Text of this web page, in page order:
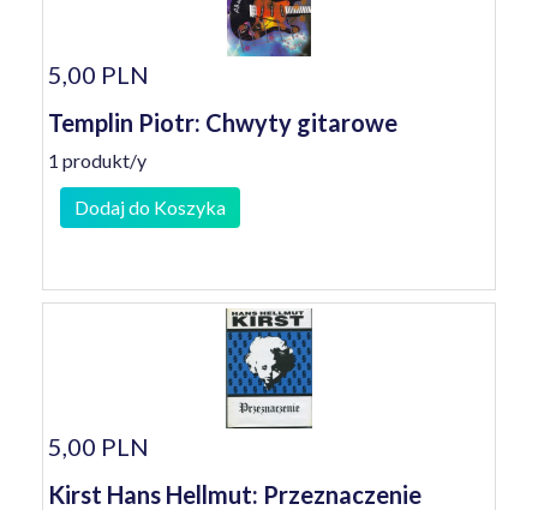
5,00 PLN
Templin Piotr: Chwyty gitarowe
1 produkt/y
Dodaj do Koszyka
5,00 PLN
Kirst Hans Hellmut: Przeznaczenie